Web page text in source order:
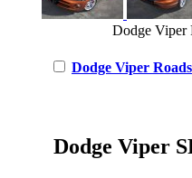
Dodge Viper
Dodge Viper
Dodge Viper